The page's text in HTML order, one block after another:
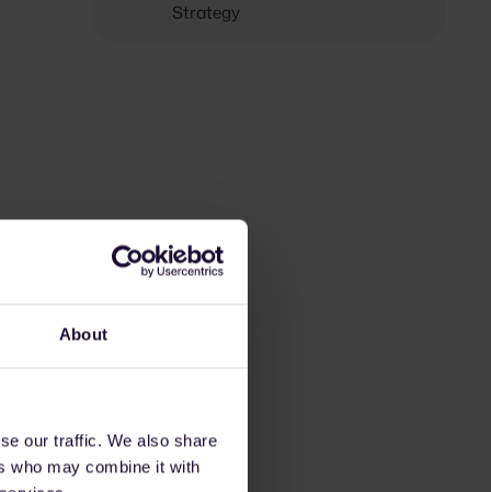
About
our traffic. We also share
who may combine it with
Strategy